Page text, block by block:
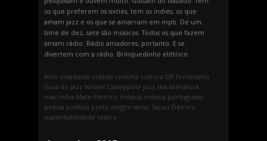
os que preferem os sixties, tem os indies, os que
amam jazz e os que se amarram em mpb. De um
time de dez, sete são músicos. Todos os que fazem
amam rádio. Rádio amadores, portanto. E se
divertem com a rádio. Brinquedinho elétrico.
Arte cidadania cidade cinema cultura DR feminismo
Guia do Jazz Ismael Caneppele jazz leis literatura
maconha Mate Elétrico música música portuguesa
poesia política porto alegre sarau Sarau Elétrico
sustentabilidade teatro